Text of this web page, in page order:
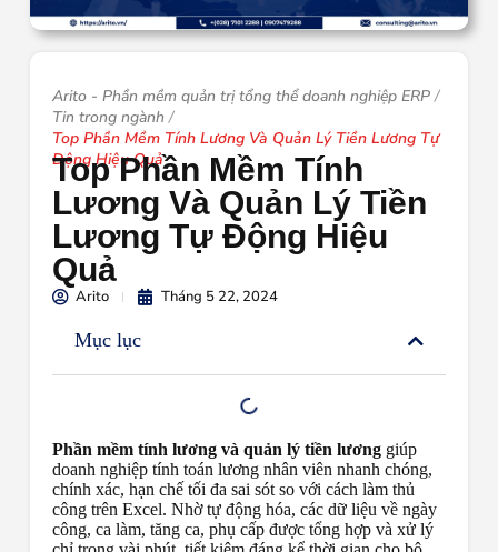
Arito - Phần mềm quản trị tổng thể doanh nghiệp ERP
Tin trong ngành
Top Phần Mềm Tính Lương Và Quản Lý Tiền Lương Tự
Động Hiệu Quả
Top Phần Mềm Tính
Lương Và Quản Lý Tiền
Lương Tự Động Hiệu
Quả
Arito Tháng 5 22, 2024
Mục lục
Phần mềm tính lương và quản lý tiền lươnggiúp
doanh nghiệp tính toán lương nhân viên nhanh chóng,
chính xác, hạn chế tối đa sai sót so với cách làm thủ
công trên Excel. Nhờ tự động hóa, các dữ liệu về ngày
công, ca làm, tăng ca, phụ cấp được tổng hợp và xử lý